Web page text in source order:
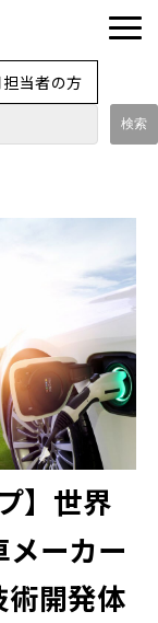
当者の方
】世界
ーカー
開発体